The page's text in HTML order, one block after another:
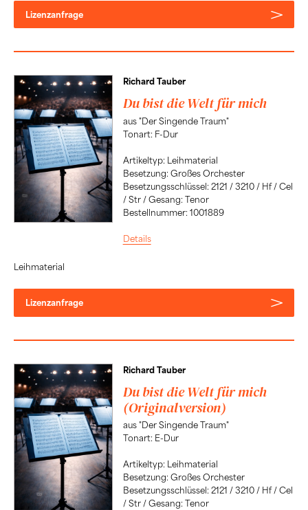
Lizenzanfrage
Richard Tauber
Du bist die Welt für mich
aus "Der Singende Traum"
Tonart: F-Dur
Artikeltyp: Leihmaterial
Besetzung: Großes Orchester
Besetzungsschlüssel: 2121 / 3210 / Hf / Cel
/ Str / Gesang: Tenor
Bestellnummer: 1001889
Details
Leihmaterial
Lizenzanfrage
Richard Tauber
Du bist die Welt für mich
(Originalversion)
aus "Der Singende Traum"
Tonart: E-Dur
Artikeltyp: Leihmaterial
Besetzung: Großes Orchester
Besetzungsschlüssel: 2121 / 3210 / Hf / Cel
/ Str / Gesang: Tenor